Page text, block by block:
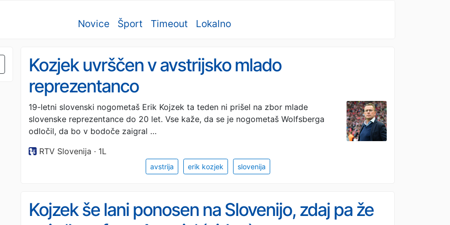
Novice Šport Timeout Lokalno
Kozjek uvrščen v avstrijsko mlado
reprezentanco
19-letni slovenski nogometaš Erik Kojzek ta teden ni prišel na zbor mlade
slovenske reprezentance do 20 let. Vse kaže, da se je nogometaš Wolfsberga
odločil, da bo v bodoče zaigral …
RTV Slovenija · 1L
avstrija erik kozjek slovenija
Kojzek še lani ponosen na Slovenijo, zdaj pa že